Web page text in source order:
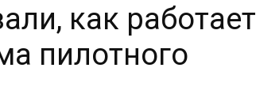
как работает
пилотного